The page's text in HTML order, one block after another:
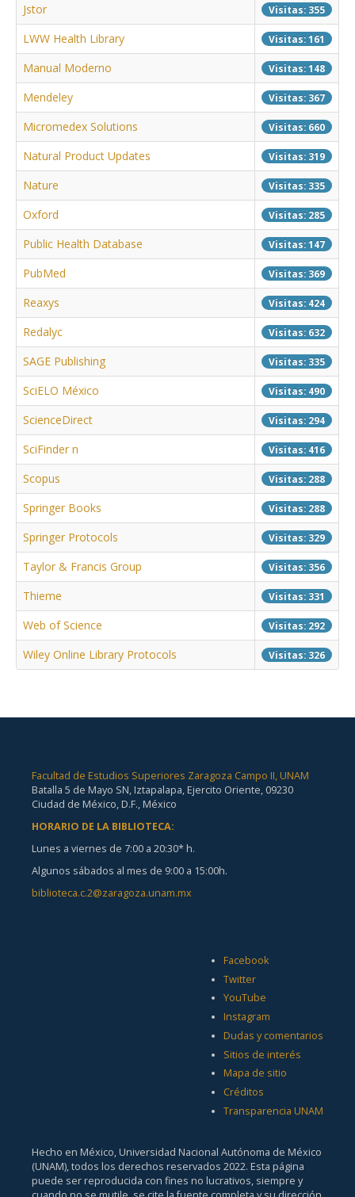
Jstor Visitas: 355
LWW Health Library Visitas: 161
Manual Moderno Visitas: 148
Mendeley Visitas: 367
Micromedex Solutions Visitas: 660
Natural Product Updates Visitas: 319
Nature Visitas: 335
Oxford Visitas: 285
Public Health Database Visitas: 147
PubMed Visitas: 369
Reaxys Visitas: 424
Redalyc Visitas: 632
SAGE Publishing Visitas: 335
SciELO México Visitas: 490
ScienceDirect Visitas: 294
SciFinder n Visitas: 416
Scopus Visitas: 288
Springer Books Visitas: 288
Springer Protocols Visitas: 329
Taylor & Francis Group Visitas: 356
Thieme Visitas: 331
Web of Science Visitas: 292
Wiley Online Library Protocols Visitas: 326
Facultad de Estudios Superiores Zaragoza Campo II, UNAM
Batalla 5 de Mayo SN, Iztapalapa, Ejercito Oriente, 09230
Ciudad de México, D.F., México
HORARIO DE LA BIBLIOTECA:
Lunes a viernes de 7:00 a 20:30* h.
Algunos sábados al mes de 9:00 a 15:00h.
biblioteca.c.2@zaragoza.unam.mx
Facebook
Twitter
YouTube
Instagram
Dudas y comentarios
Sitios de interés
Mapa de sitio
Créditos
Transparencia UNAM
Hecho en México, Universidad Nacional Autónoma de México
(UNAM), todos los derechos reservados 2022. Esta página
puede ser reproducida con fines no lucrativos, siempre y